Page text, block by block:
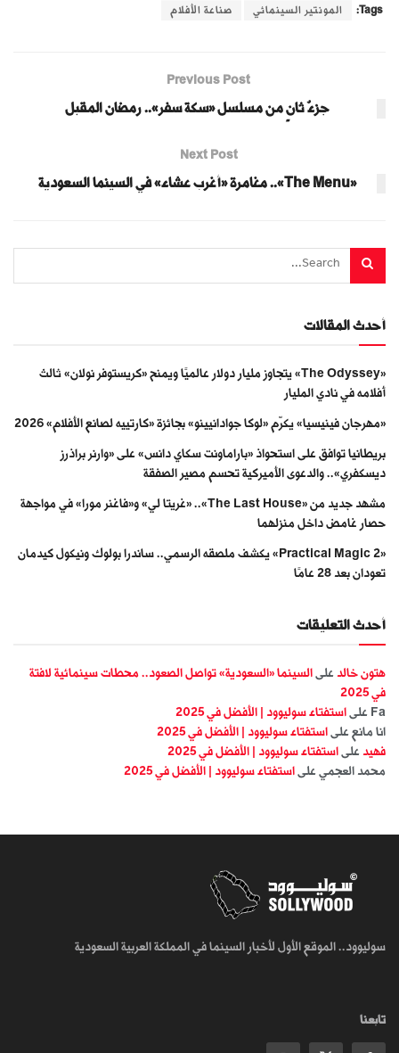
Tags: المونتير السينمائي صناعة الأفلام
Previous Post
جزءٌ ثانٍ من مسلسل «سكة سفر».. رمضان المقبل
Next Post
«The Menu».. مغامرة «أغرب عشاء» في السينما السعودية
أحدث المقالات
«The Odyssey» يتجاوز مليار دولار عالميًا ويمنح «كريستوفر نولان» ثالث
أفلامه في نادي المليار
«مهرجان فينيسيا» يكرّم «لوكا جوادانيينو» بجائزة «كارتييه لصانع الأفلام» 2026
بريطانيا توافق على استحواذ «باراماونت سكاي دانس» على «وارنر براذرز
ديسكفري».. والدعوى الأميركية تحسم مصير الصفقة
مشهد جديد من «The Last House».. «غريتا لي» و«فاغنر مورا» في مواجهة
حصار غامض داخل منزلهما
«Practical Magic 2» يكشف ملصقه الرسمي.. ساندرا بولوك ونيكول كيدمان
تعودان بعد 28 عامًا
أحدث التعليقات
هتون خالد على السينما «السعودية» تواصل الصعود.. محطات سينمائية لافتة
في 2025
Fa على استفتاء سوليوود | الأفضل في 2025
انا مانع على استفتاء سوليوود | الأفضل في 2025
فهيد على استفتاء سوليوود | الأفضل في 2025
محمد العجمي على استفتاء سوليوود | الأفضل في 2025
سوليوود.. الموقع الأول لأخبار السينما في المملكة العربية السعودية
تابعنا